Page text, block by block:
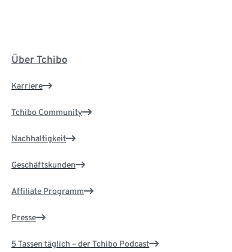
Über Tchibo
Karriere
Tchibo Community
Nachhaltigkeit
Geschäftskunden
Affiliate Programm
Presse
5 Tassen täglich – der Tchibo Podcast